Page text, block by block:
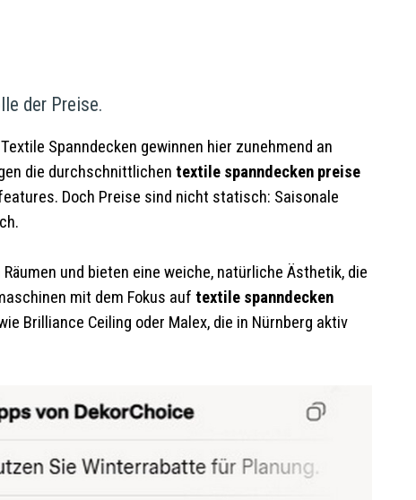
der Preise.
Spanndecken gewinnen hier zunehmend an
die durchschnittlichen textile spanndecken preise
Doch Preise sind nicht statisch: Saisonale
und bieten eine weiche, natürliche Ästhetik, die
mit dem Fokus auf textile spanndecken
Brilliance Ceiling oder Malex, die in Nürnberg aktiv